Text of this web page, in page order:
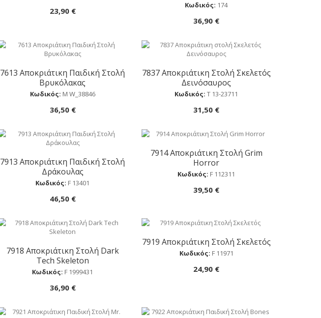
23,90 €
Κωδικός: 174
36,90 €
Αγορά
7613 Αποκριάτικη Παιδική Στολή
Βρυκόλακας
Κωδικός: Μ W_38846
36,50 €
Αγορά
7837 Αποκριάτικη Στολή Σκελετός
Δεινόσαυρος
Κωδικός: Τ 13-23711
31,50 €
Αγορά
7913 Αποκριάτικη Παιδική Στολή
Δράκουλας
Κωδικός: F 13401
46,50 €
Αγορά
7914 Αποκριάτικη Στολή Grim
Horror
Κωδικός: F 112311
39,50 €
Αγορά
7918 Αποκριάτικη Στολή Dark
Tech Skeleton
Κωδικός: F 1999431
36,90 €
Αγορά
7919 Αποκριάτικη Στολή Σκελετός
Κωδικός: F 11971
24,90 €